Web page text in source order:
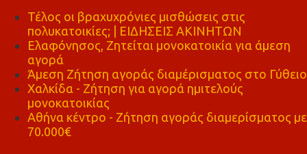
Τέλος οι βραχυχρόνιες μισθώσεις στις
πολυκατοικίες; | ΕΙΔΗΣΕΙΣ ΑΚΙΝΗΤΩΝ
Ελαφόνησος, Ζητείται μονοκατοικία για άμεση
αγορά
Άμεση Ζήτηση αγοράς διαμέρισματος στο Γύθειο
Χαλκίδα - Ζήτηση για αγορά ημιτελούς
μονοκατοικίας
Αθήνα κέντρο - Ζήτηση αγοράς διαμερίσματος με
70.000€